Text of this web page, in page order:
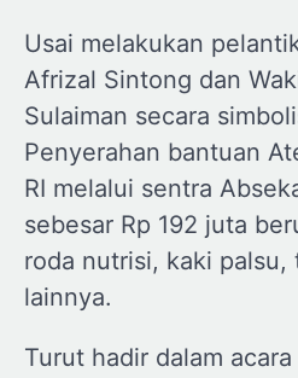
Usai melakukan
Afrizal Sintong dan
Sulaiman secara
Penyerahan bantuan
RI melalui sentra
sebesar Rp 192 juta
roda nutrisi, kaki palsu,
lainnya.
Turut hadir dalam